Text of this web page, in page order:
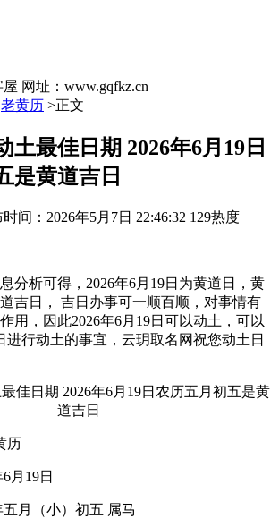
网址：www.gqfkz.cn
老黄历 >正文
土最佳日期 2026年6月19日
是黄道吉日
时间：2026年5月7日 22:46:32 129热度
分析可得，2026年6月19日为黄道日，黄
吉日， 吉日办事可一顺百顺，对事情有
用，因此2026年6月19日可以动土，可以
进行动土的事宜，云玥取名网祝您动土日
历
月19日
月（小）初五 属马